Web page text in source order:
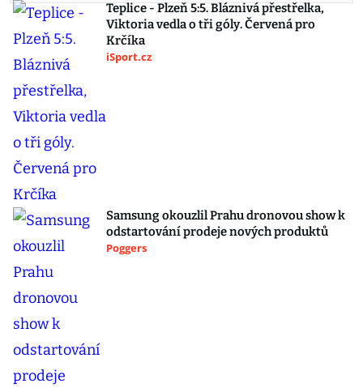
Teplice - Plzeň 5:5. Bláznivá přestřelka,
Viktoria vedla o tři góly. Červená pro
Krčíka
iSport.cz
Samsung okouzlil Prahu dronovou show k
odstartování prodeje nových produktů
Poggers